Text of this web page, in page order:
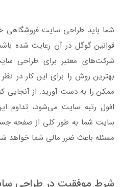
شما باید طراحی سایت فروشگاهی
قوانین گوگل در آن رعایت شده
شرکت‌های معتبر برای طراحی
بهترین روش را برای این کار در نظر
ممکن را به دست آورید. از آنجایی
افول رتبه سایت می‌شود، تداوم
سایت شما به طور کلی از صفحه
مسئله باعث ضرر مالی شما خواهد
شرط موفقیت در طراحی